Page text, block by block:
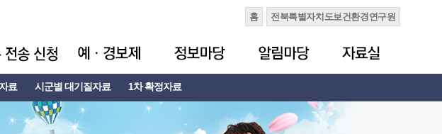
홈 전북특별자치도보건환경연구원
료 시군별 대기질자료 1차 확정자료